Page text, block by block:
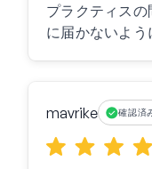
プラクティス
に届かないよう
mavrike 確認済